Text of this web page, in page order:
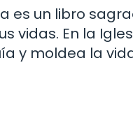
es un libro
vidas. En la
y moldea la